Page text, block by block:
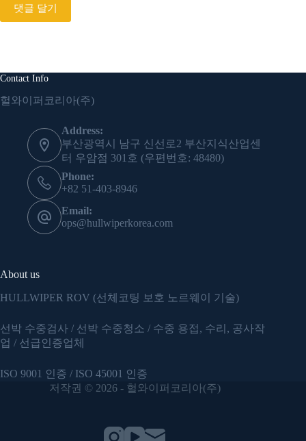
댓글 달기
Contact Info
헐와이퍼코리아(주)
Address:
부산광역시 남구 신선로2 부산지식산업센
터 우암점 301호 (우편번호: 48480)
Phone:
+82 51-403-8946
Email:
ops@hullwiperkorea.com
About us
HULLWIPER ROV (선체코팅 보호 노르웨이 기술)
선박 수중검사 / 선박 수중청소 / 수중 용접, 수리, 공사작
업 / 선급인증업체
ISO 9001 인증 / ISO 45001 인증
저작권 © 2026 - 헐와이퍼코리아(주)